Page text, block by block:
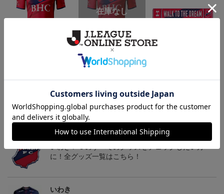
いわきFC 2026/27 1st オ
ーセンティックユニフォ
ーム
17,600円～22,000円
トピックス
いわき
に！全グッズ一覧はこちら！
いわき